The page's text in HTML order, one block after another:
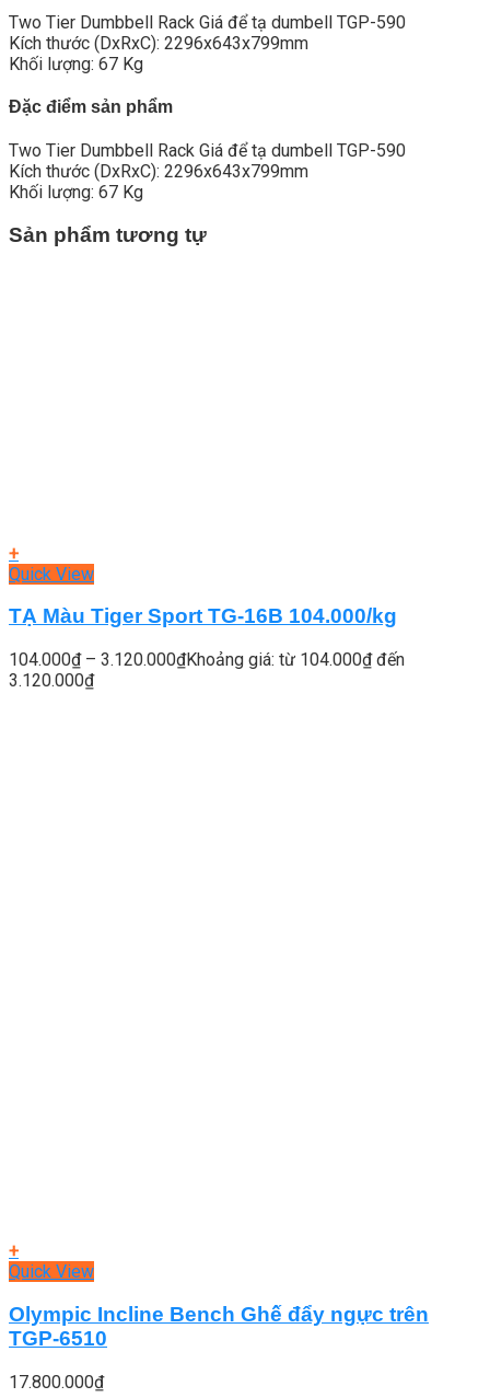
Two Tier Dumbbell Rack Giá để tạ dumbell TGP-590
Kích thước (DxRxC): 2296x643x799mm
Khối lượng: 67 Kg
Đặc điểm sản phẩm
Two Tier Dumbbell Rack Giá để tạ dumbell TGP-590
Kích thước (DxRxC): 2296x643x799mm
Khối lượng: 67 Kg
Sản phẩm tương tự
+
Quick View
TẠ Màu Tiger Sport TG-16B 104.000/kg
104.000₫ – 3.120.000₫Khoảng giá: từ 104.000₫ đến
3.120.000₫
+
Quick View
Olympic Incline Bench Ghế đẩy ngực trên
TGP-6510
17.800.000₫